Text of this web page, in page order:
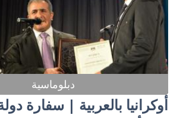
دبلوماسية
أوكرانيا بالعربية | سفارة